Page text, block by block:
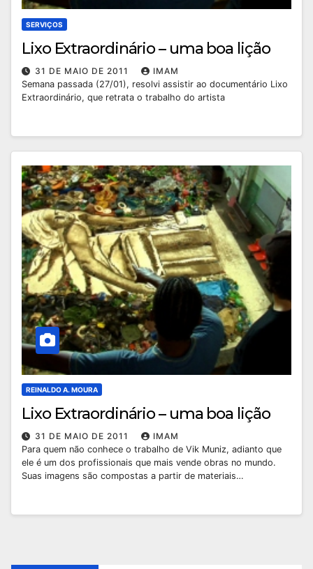
SERVIÇOS
Lixo Extraordinário – uma boa lição
31 DE MAIO DE 2011
IMAM
Semana passada (27/01), resolvi assistir ao documentário Lixo
Extraordinário, que retrata o trabalho do artista
REINALDO A. MOURA
Lixo Extraordinário – uma boa lição
31 DE MAIO DE 2011
IMAM
Para quem não conhece o trabalho de Vik Muniz, adianto que
ele é um dos profissionais que mais vende obras no mundo.
Suas imagens são compostas a partir de materiais…